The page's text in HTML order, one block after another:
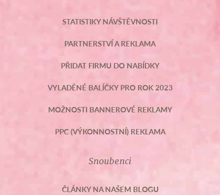
STATISTIKY NÁVŠTĚVNOSTI
PARTNERSTVÍ A REKLAMA
PŘIDAT FIRMU DO NABÍDKY
VYLADĚNÉ BALÍČKY PRO ROK 2023
MOŽNOSTI BANNEROVÉ REKLAMY
PPC (VÝKONNOSTNÍ) REKLAMA
Snoubenci
ČLÁNKY NA NAŠEM BLOGU